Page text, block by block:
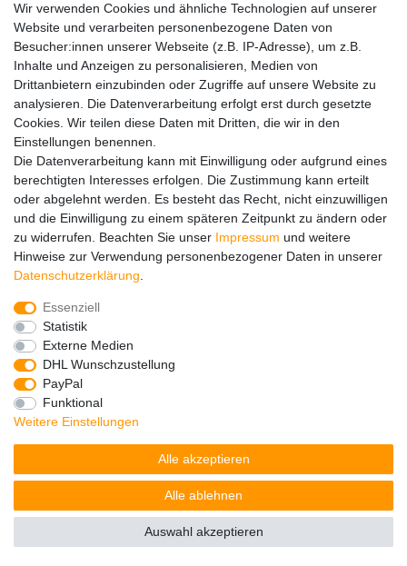
Service
Versandinfos
FAQ
Ersatzteile
Registrieren
Wir versenden mit
Impressum Daten­schutz­erklärung AGB
Vertrag widerrufen
© Copyright 2026 | Alle Rechte vorbehalten.
Wir verwenden Cookies und ähnliche Technologien auf unserer
Website und verarbeiten personenbezogene Daten von
Besucher:innen unserer Webseite (z.B. IP-Adresse), um z.B.
Inhalte und Anzeigen zu personalisieren, Medien von
Drittanbietern einzubinden oder Zugriffe auf unsere Website zu
analysieren. Die Datenverarbeitung erfolgt erst durch gesetzte
Cookies. Wir teilen diese Daten mit Dritten, die wir in den
Einstellungen benennen.
Die Datenverarbeitung kann mit Einwilligung oder aufgrund eines
berechtigten Interesses erfolgen. Die Zustimmung kann erteilt
oder abgelehnt werden. Es besteht das Recht, nicht einzuwilligen
und die Einwilligung zu einem späteren Zeitpunkt zu ändern oder
zu widerrufen. Beachten Sie unser Impressum und weitere
Hinweise zur Verwendung personenbezogener Daten in unserer
Daten­schutz­erklärung
Essenziell
Statistik
Externe Medien
DHL Wunschzustellung
PayPal
Funktional
Weitere Einstellungen
Alle akzeptieren
Alle ablehnen
Auswahl akzeptieren